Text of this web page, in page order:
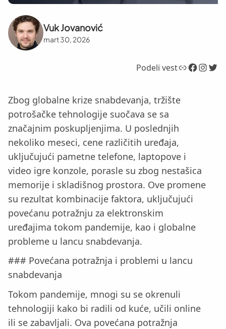
Vuk Jovanović
mart 30, 2026
Podeli vestLink Facebook InstagramTwitter
Zbog globalne krize snabdevanja, tržište
potrošačke tehnologije suočava se sa
značajnim poskupljenjima. U poslednjih
nekoliko meseci, cene različitih uređaja,
uključujući pametne telefone, laptopove i
video igre konzole, porasle su zbog nestašica
memorije i skladišnog prostora. Ove promene
su rezultat kombinacije faktora, uključujući
povećanu potražnju za elektronskim
uređajima tokom pandemije, kao i globalne
probleme u lancu snabdevanja.
### Povećana potražnja i problemi u lancu
snabdevanja
Tokom pandemije, mnogi su se okrenuli
tehnologiji kako bi radili od kuće, učili online
ili se zabavljali. Ova povećana potražnja